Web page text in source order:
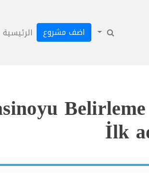
اضف مشروع الرئيسية
İlk